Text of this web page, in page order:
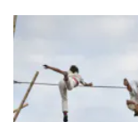
aptarkime
naudingas jūsų
Daugelis
Tai skausminga